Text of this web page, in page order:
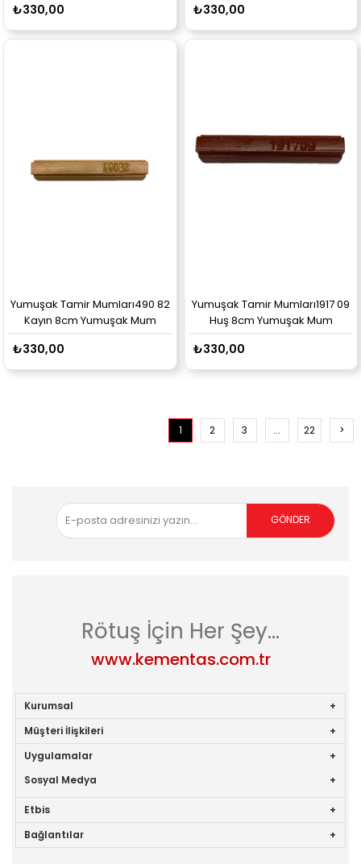
₺330,00 ₺330,00
Yumuşak Tamir Mumları490 82
Kayın 8cm Yumuşak Mum
₺330,00
Yumuşak Tamir Mumları1917 09
Huş 8cm Yumuşak Mum
₺330,00
1 2 3 ... 22 >
GÖNDER
Rötuş İçin Her Şey...
www.kementas.com.tr
Kurumsal
Müşteri İlişkileri
Uygulamalar
Sosyal Medya
Etbis
Bağlantılar